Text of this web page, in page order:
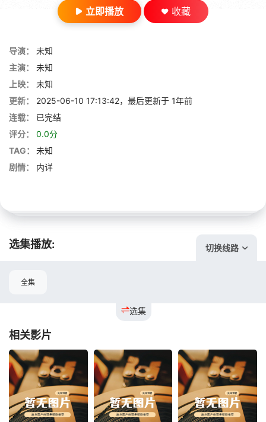
立即播放 收藏
导演：
未知
主演：
未知
上映：
未知
更新：
2025-06-10 17:13:42，最后更新于 1年前
连载：
已完结
评分：
0.0分
TAG：
未知
剧情：
内详
选集播放: 切换线路
选集
全集
相关影片